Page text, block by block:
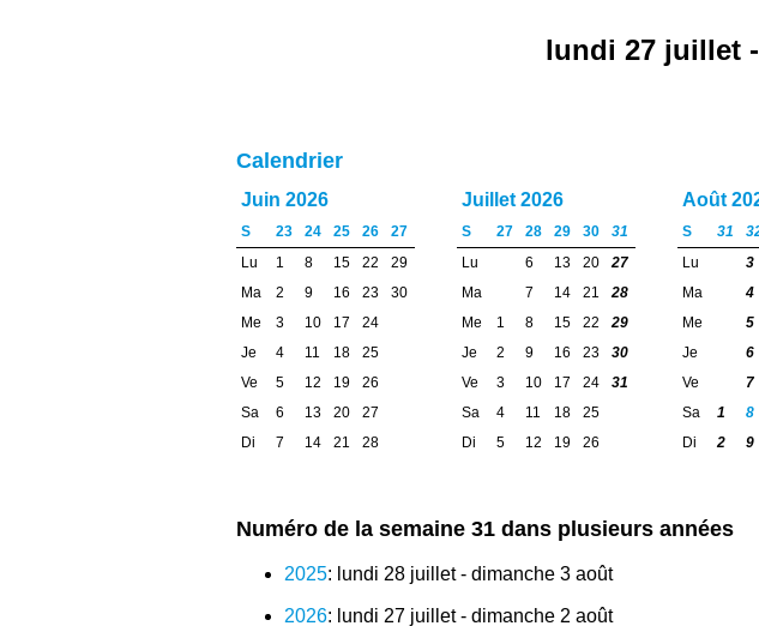
lundi 27 juillet
Calendrier
Juin 2026
S 23 24 25 26
27
Lu
1 8 15 22
29
Ma
2 9 16 23
30
Me
3 10 17
24
Je
4 11 18
25
Ve
5 12 19
26
Sa
6 13 20
27
Di
7 14 21 28
Juillet 2026
S 27 28 29 30
31
Lu
6 13 20
27
Ma
7 14 21
28
Me
1 8 15 22
29
Je
2 9 16 23
30
Ve
3 10 17 24
31
Sa
4 11 18
25
Di
5 12 19 26
Août
S 31
Lu
3
Ma
4
Me
5
Je
6
Ve
7
Sa
1 8
Di
2 9
Numéro de la semaine 31 dans plusieurs années
2025: lundi 28 juillet - dimanche 3 août
2026: lundi 27 juillet - dimanche 2 août